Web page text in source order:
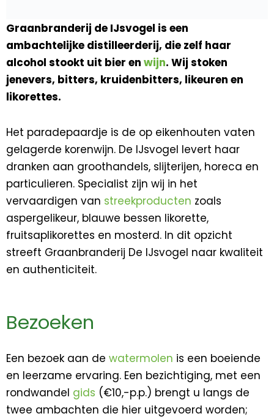
Graanbranderij de IJsvogel is een
ambachtelijke distilleerderij, die zelf haar
alcohol stookt uit bier en wijn. Wij stoken
jenevers, bitters, kruidenbitters, likeuren en
likorettes.
Het paradepaardje is de op eikenhouten vaten
gelagerde korenwijn. De IJsvogel levert haar
dranken aan groothandels, slijterijen, horeca en
particulieren. Specialist zijn wij in het
vervaardigen van streekproducten zoals
aspergelikeur, blauwe bessen likorette,
fruitsaplikorettes en mosterd. In dit opzicht
streeft Graanbranderij De IJsvogel naar kwaliteit
en authenticiteit.
Bezoeken
Een bezoek aan de watermolen is een boeiende
en leerzame ervaring. Een bezichtiging, met een
rondwandel gids (€10,-p.p.) brengt u langs de
twee ambachten die hier uitgevoerd worden;